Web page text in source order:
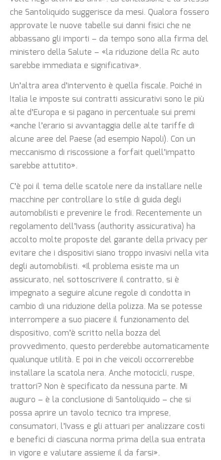
che Santoliquido suggerisce da mesi. Qualora fossero
approvate le nuove tabelle sui danni fisici che ne
abbassano gli importi – da tempo sono alla firma del
ministero della Salute – «la riduzione della Rc auto
sarebbe immediata e significativa».
Un’altra area d’intervento è quella fiscale. Poiché in
Italia le imposte sui contratti assicurativi sono le più
alte d’Europa e si pagano in percentuale sui premi
«anche l’erario si avvantaggia delle alte tariffe di
alcune aree del Paese (ad esempio Napoli). Con un
meccanismo di riscossione a forfait quell’impatto
sarebbe attutito».
C’è poi il tema delle scatole nere da installare nelle
macchine per controllare lo stile di guida degli
automobilisti e prevenire le frodi. Recentemente un
regolamento dell’Ivass (authority assicurativa) ha
accolto molte proposte del garante della privacy per
evitare che i dispositivi siano troppo invasivi nella vita
degli automobilisti. «Il problema esiste ma un
assicurato, nel sottoscrivere il contratto, si è
impegnato a seguire alcune regole di condotta in
cambio di una riduzione della polizza. Ma se potesse
interrompere a suo piacere il funzionamento del
dispositivo, com’è scritto nella bozza del
provvedimento, questo perderebbe automaticamente
qualunque utilità. E poi in che veicoli occorrerebbe
installare la scatola nera. Anche motocicli, ruspe,
trattori? Non è specificato da nessuna parte. Mi
auguro – è la conclusione di Santoliquido – che si
possa aprire un tavolo tecnico tra imprese,
consumatori, l’Ivass e gli attuari per analizzare costi
e benefici di ciascuna norma prima della sua entrata
in vigore e valutare assieme il da farsi».